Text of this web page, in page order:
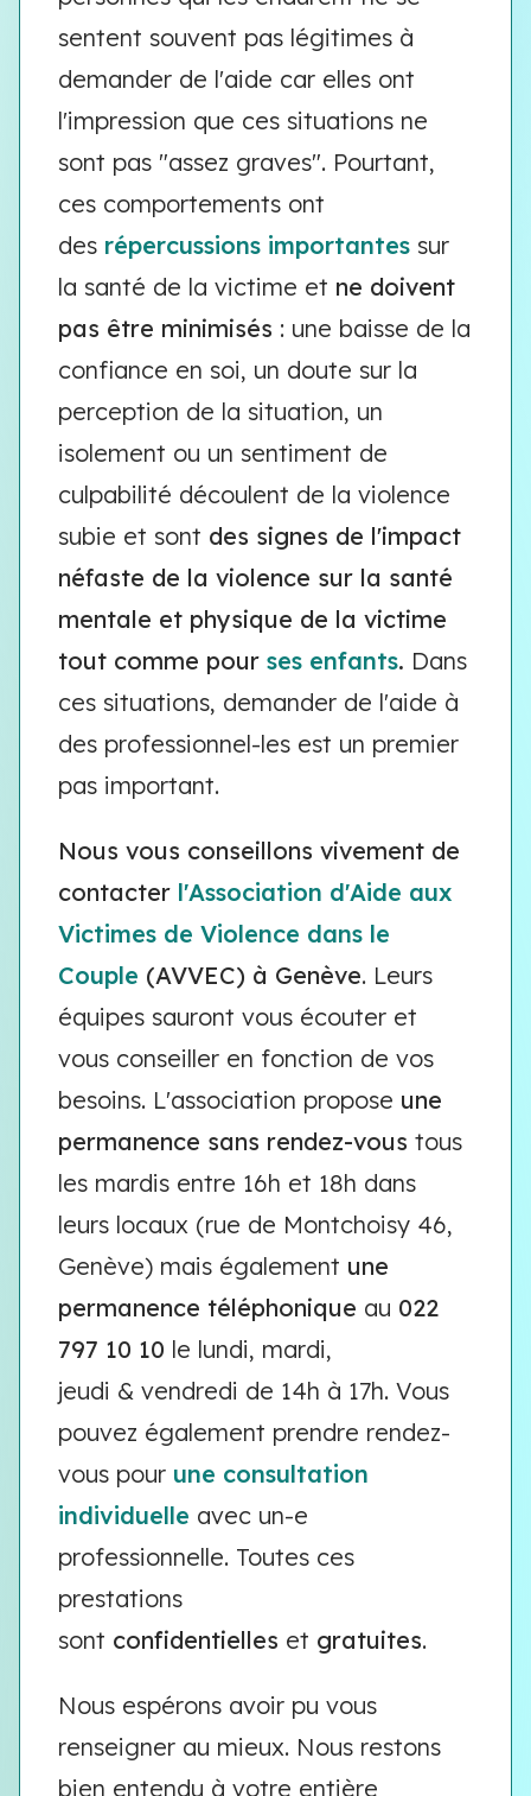
sentent souvent pas légitimes à
demander de l'aide car elles ont
l'impression que ces situations ne
sont pas "assez graves". Pourtant,
ces comportements ont
des répercussions importantes sur
la santé de la victime et ne doivent
pas être minimisés : une baisse de la
confiance en soi, un doute sur la
perception de la situation, un
isolement ou un sentiment de
culpabilité découlent de la violence
subie et sont des signes de l'impact
néfaste de la violence sur la santé
mentale et physique de la victime
tout comme pour ses enfants. Dans
ces situations, demander de l'aide à
des professionnel-les est un premier
pas important.
Nous vous conseillons vivement de
contacter l'Association d'Aide aux
Victimes de Violence dans le
Couple (AVVEC) à Genève. Leurs
équipes sauront vous écouter et
vous conseiller en fonction de vos
besoins. L'association propose une
permanence sans rendez-vous tous
les mardis entre 16h et 18h dans
leurs locaux (rue de Montchoisy 46,
Genève) mais également une
permanence téléphonique au 022
797 10 10 le lundi, mardi,
jeudi & vendredi de 14h à 17h. Vous
pouvez également prendre rendez-
vous pour une consultation
individuelle avec un-e
professionnelle. Toutes ces
prestations
sont confidentielles et gratuites.
Nous espérons avoir pu vous
renseigner au mieux. Nous restons
bien entendu à votre entière